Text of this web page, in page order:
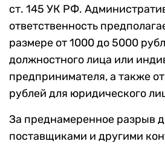
ст. 145 УК РФ.
ответственность
размере от 1000 до 5000
должностного лица или
предпринимателя, а также
рублей для юридического
За преднамеренное разрыв
поставщиками и другими